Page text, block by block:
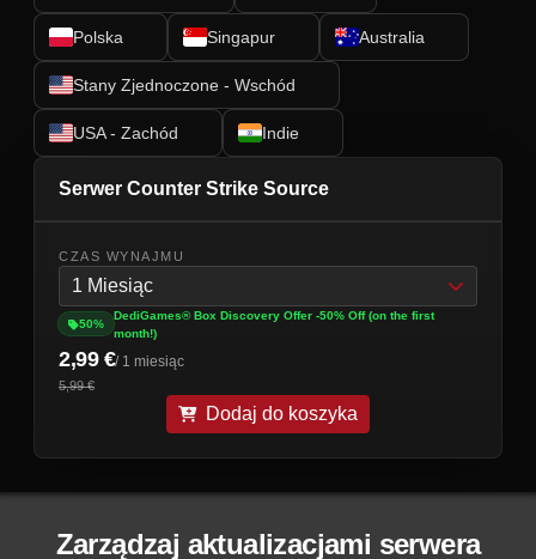
Polska Singapur Australia
Stany Zjednoczone - Wschód
USA - Zachód Indie
Serwer Counter Strike Source
CZAS WYNAJMU
1 Miesiąc
50%
DediGames® Box Discovery Offer -50% Off (on the first
month!)
2,99 €/ 1 miesiąc
5,99 €
Dodaj do koszyka
Zarządzaj aktualizacjami serwera